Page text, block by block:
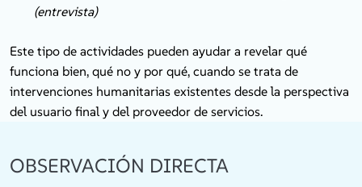
(entrevista)
Este tipo de actividades pueden ayudar a revelar qué
funciona bien, qué no y por qué, cuando se trata de
intervenciones humanitarias existentes desde la perspectiva
del usuario final y del proveedor de servicios.
OBSERVACIÓN DIRECTA